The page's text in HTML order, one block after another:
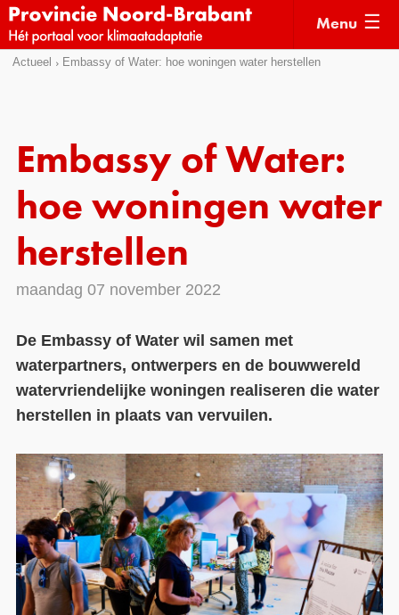
Sla
naar
menu
naar
pagina
Menu
Actueel Embassy of Water: hoe woningen water herstellen
Embassy of Water:
hoe woningen water
herstellen
maandag 07 november 2022
De Embassy of Water wil samen met
waterpartners, ontwerpers en de bouwwereld
watervriendelijke woningen realiseren die water
herstellen in plaats van vervuilen.
Actueel
Klimaatverhalen
Kennisdossiers
Hulpmiddelen
Voorbeelden
Subsidies
Over ons
LIFE-IP Klimaatadaptatie
Weerbaar Dommelland